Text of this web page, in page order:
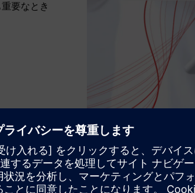
要なとき